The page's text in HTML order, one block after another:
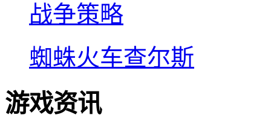
战争策略
蜘蛛火车查尔斯
游戏资讯